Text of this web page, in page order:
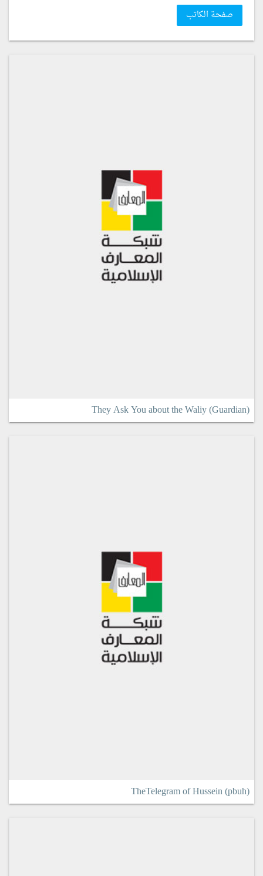
صفحة الكاتب
They Ask You about the Waliy (Guardian)
TheTelegram of Hussein (pbuh)